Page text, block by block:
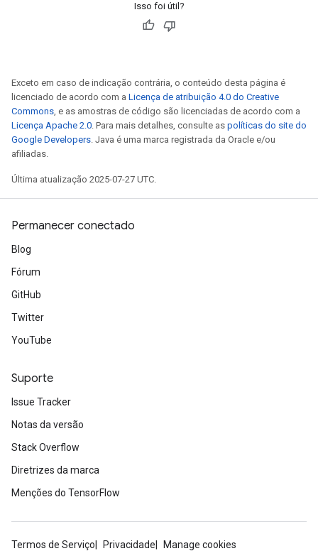
Isso foi útil?
Exceto em caso de indicação contrária, o conteúdo desta página é
licenciado de acordo com a Licença de atribuição 4.0 do Creative
Commons, e as amostras de código são licenciadas de acordo com a
Licença Apache 2.0. Para mais detalhes, consulte as políticas do site do
Google Developers. Java é uma marca registrada da Oracle e/ou
afiliadas.
Última atualização 2025-07-27 UTC.
Permanecer conectado
Blog
Fórum
GitHub
Twitter
YouTube
Suporte
Issue Tracker
Notas da versão
Stack Overflow
Diretrizes da marca
Menções do TensorFlow
Termos de Serviço Privacidade
Manage cookies